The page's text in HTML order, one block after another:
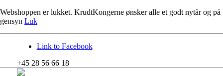
Webshoppen er lukket. KrudtKongerne ønsker alle et godt nytår og på
gensyn Luk
Link to Facebook
+45 28 56 66 18